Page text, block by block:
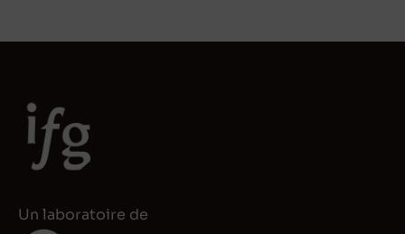
Un laboratoire de